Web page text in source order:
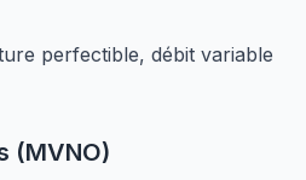
perfectible, débit variable
(MVNO)